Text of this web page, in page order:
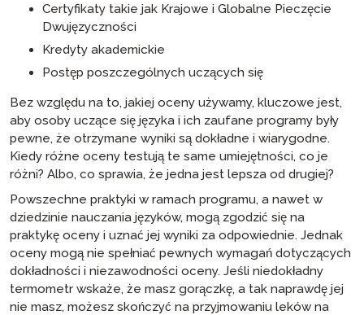
Certyfikaty takie jak Krajowe i Globalne Pieczęcie
Dwujęzyczności
Kredyty akademickie
Postęp poszczególnych uczących się
Bez względu na to, jakiej oceny używamy, kluczowe jest,
aby osoby uczące się języka i ich zaufane programy były
pewne, że otrzymane wyniki są dokładne i wiarygodne.
Kiedy różne oceny testują te same umiejętności, co je
różni? Albo, co sprawia, że jedna jest lepsza od drugiej?
Powszechne praktyki w ramach programu, a nawet w
dziedzinie nauczania języków, mogą zgodzić się na
praktykę oceny i uznać jej wyniki za odpowiednie. Jednak
oceny mogą nie spełniać pewnych wymagań dotyczących
dokładności i niezawodności oceny. Jeśli niedokładny
termometr wskaże, że masz gorączkę, a tak naprawdę jej
nie masz, możesz skończyć na przyjmowaniu leków na